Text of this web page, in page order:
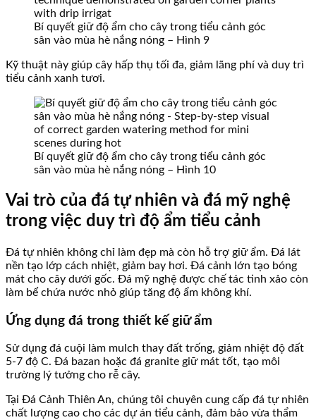
Bí quyết giữ độ ẩm cho cây trong tiểu cảnh góc
sân vào mùa hè nắng nóng – Hình 9
Kỹ thuật này giúp cây hấp thụ tối đa, giảm lãng phí và duy trì
tiểu cảnh xanh tươi.
Bí quyết giữ độ ẩm cho cây trong tiểu cảnh góc
sân vào mùa hè nắng nóng – Hình 10
Vai trò của đá tự nhiên và đá mỹ nghệ
trong việc duy trì độ ẩm tiểu cảnh
Đá tự nhiên không chỉ làm đẹp mà còn hỗ trợ giữ ẩm. Đá lát
nền tạo lớp cách nhiệt, giảm bay hơi. Đá cảnh lớn tạo bóng
mát cho cây dưới gốc. Đá mỹ nghệ được chế tác tinh xảo còn
làm bể chứa nước nhỏ giúp tăng độ ẩm không khí.
Ứng dụng đá trong thiết kế giữ ẩm
Sử dụng đá cuội làm mulch thay đất trống, giảm nhiệt độ đất
5-7 độ C. Đá bazan hoặc đá granite giữ mát tốt, tạo môi
trường lý tưởng cho rễ cây.
Tại Đá Cảnh Thiên An, chúng tôi chuyên cung cấp đá tự nhiên
chất lượng cao cho các dự án tiểu cảnh, đảm bảo vừa thẩm